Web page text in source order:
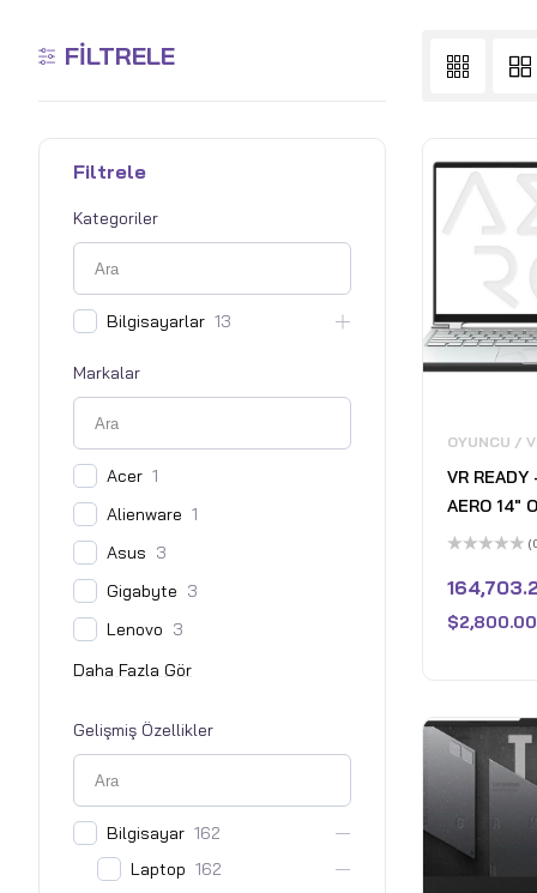
FILTRELE
Filtrele
Kategoriler
Bilgisayarlar 13
Markalar
Acer 1
Alienware 1
Asus 3
Gigabyte 3
Lenovo 3
Gelişmiş Özellikler
Bilgisayar 162
Laptop 162
OYUNCU /
VR READY
AERO 14"
LPDDR5 -
4050
üzerinden
0
aldı
$